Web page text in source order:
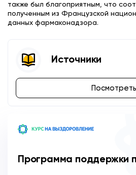
также был благоприятным, что
полученным из Французской
данных фармаконадзора.
Источники
Посмотреть
Программа поддержки